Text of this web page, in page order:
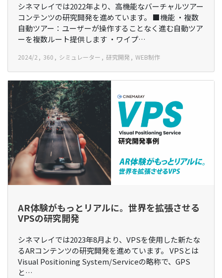
シネマレイでは2022年より、高機能なバーチャルツアー
コンテンツの研究開発を進めています。 ■機能 ・複数
自動ツアー：ユーザーが操作することなく進む自動ツア
ーを複数ルート提供します ・ワイプ…
2024/2 360 シミュレーター 研究開発 WEB制作
AR体験がもっとリアルに。世界を拡張させる
VPSの研究開発
シネマレイでは2023年8月より、VPSを使用した新たな
るARコンテンツの研究開発を進めています。 VPSとは
Visual Positioning System/Serviceの略称で、GPS
と…